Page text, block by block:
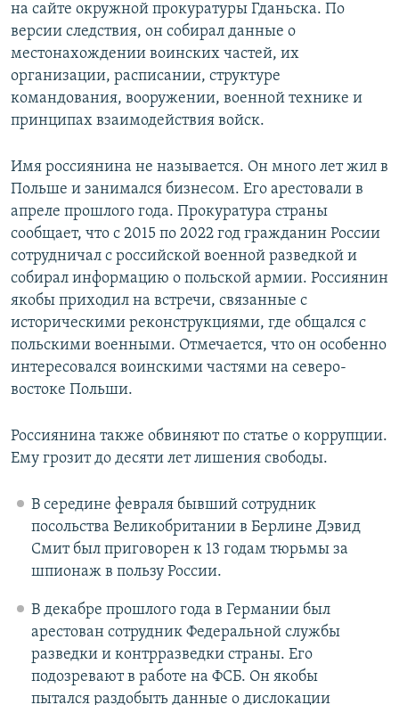
Все сайты РСЕ/РС
на сайте окружной прокуратуры Гданьска. По
версии следствия, он собирал данные о
местонахождении воинских частей, их
организации, расписании, структуре
командования, вооружении, военной технике и
принципах взаимодействия войск.
Имя россиянина не называется. Он много лет жил в
Польше и занимался бизнесом. Его арестовали в
апреле прошлого года. Прокуратура страны
сообщает, что с 2015 по 2022 год гражданин России
сотрудничал с российской военной разведкой и
собирал информацию о польской армии. Россиянин
якобы приходил на встречи, связанные с
историческими реконструкциями, где общался с
польскими военными. Отмечается, что он особенно
интересовался воинскими частями на северо-
востоке Польши.
Россиянина также обвиняют по статье о коррупции.
Ему грозит до десяти лет лишения свободы.
В середине февраля бывший сотрудник
посольства Великобритании в Берлине Дэвид
Смит был приговорен к 13 годам тюрьмы за
шпионаж в пользу России.
В декабре прошлого года в Германии был
арестован сотрудник Федеральной службы
разведки и контрразведки страны. Его
подозревают в работе на ФСБ. Он якобы
пытался раздобыть данные о дислокации